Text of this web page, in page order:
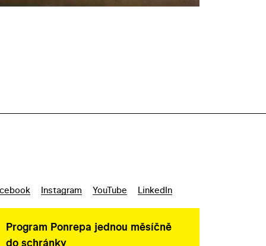
Instagram YouTube LinkedIn
Program Ponrepa jednou měsíčně
do schránky